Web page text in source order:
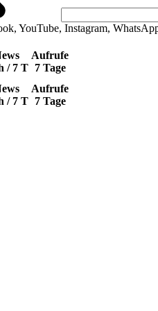
YouTube, Instagram,
/ 7 T
Aufrufe
7 Tage
/ 7 T
Aufrufe
7 Tage